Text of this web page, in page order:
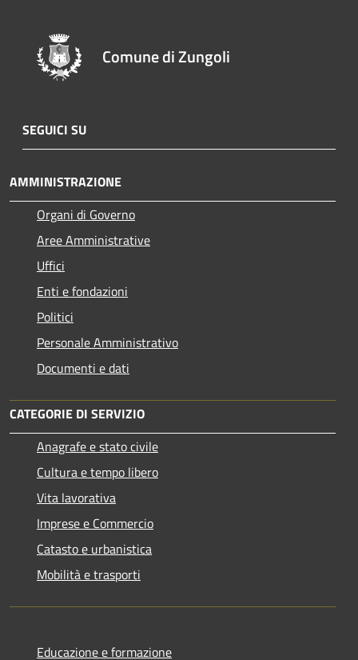
Comune di Zungoli
SEGUICI SU
AMMINISTRAZIONE
Organi di Governo
Aree Amministrative
Uffici
Enti e fondazioni
Politici
Personale Amministrativo
Documenti e dati
CATEGORIE DI SERVIZIO
Anagrafe e stato civile
Cultura e tempo libero
Vita lavorativa
Imprese e Commercio
Catasto e urbanistica
Mobilità e trasporti
Educazione e formazione